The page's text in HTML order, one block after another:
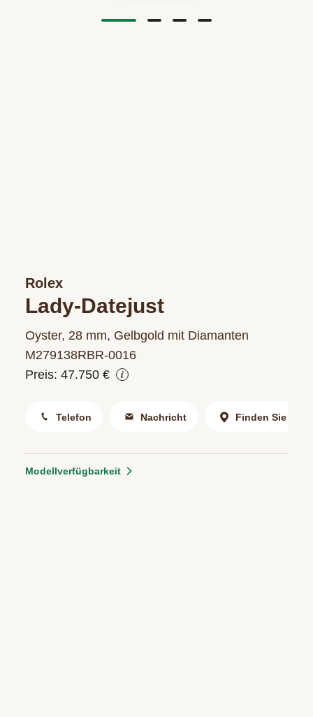
Rolex
Lady-Datejust
Oyster, 28 mm, Gelbgold mit Diamanten
M279138RBR‑0016
Preis: 47.750 €
Telefon Nachricht Finden Sie uns
Modellverfügbarkeit